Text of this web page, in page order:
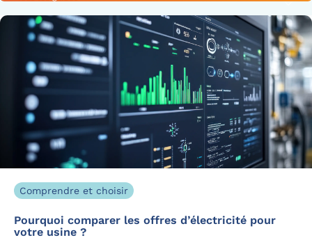
Comprendre et choisir
Pourquoi comparer les offres d’électricité pour
votre usine ?